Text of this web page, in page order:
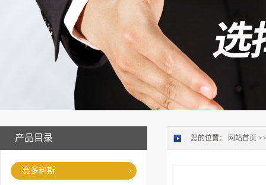
产品目录
赛多利斯
您的位置： 网站首页